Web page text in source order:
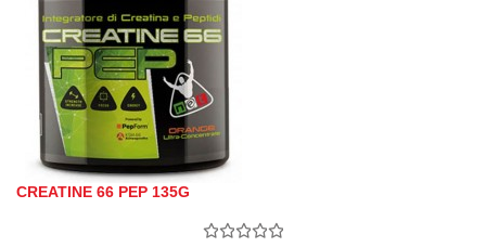
CREATINE 66 PEP 135G